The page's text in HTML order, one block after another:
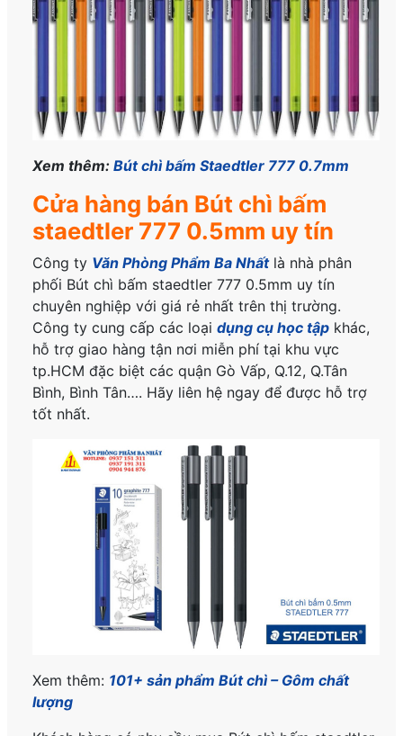
Xem thêm:Bút chì bấm Staedtler 777 0.7mm
Cửa hàng bán Bút chì bấm
staedtler 777 0.5mm uy tín
Công ty Văn Phòng Phẩm Ba Nhấtlà nhà phân
phối Bút chì bấm staedtler 777 0.5mm uy tín
chuyên nghiệp với giá rẻ nhất trên thị trường.
Công ty cung cấp các loạidụng cụ học tập khác,
hỗ trợ giao hàng tận nơi miễn phí tại khu vực
tp.HCM đặc biệt các quận Gò Vấp, Q.12, Q.Tân
Bình, Bình Tân…. Hãy liên hệ ngay để được hỗ trợ
tốt nhất.
Xem thêm: 101+ sản phẩm Bút chì – Gôm chất
lượng